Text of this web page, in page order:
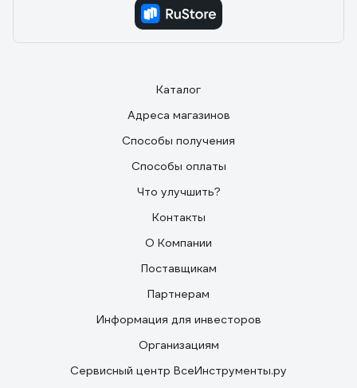
Каталог
Адреса магазинов
Способы получения
Способы оплаты
Что улучшить?
Контакты
О Компании
Поставщикам
Партнерам
Информация для инвесторов
Организациям
Сервисный центр ВсеИнструменты.ру